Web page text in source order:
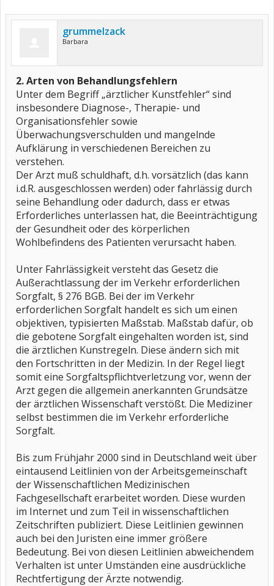
grummelzack
Barbara
2. Arten von Behandlungsfehlern
Unter dem Begriff „ärztlicher Kunstfehler“ sind
insbesondere Diagnose-, Therapie- und
Organisationsfehler sowie
Überwachungsverschulden und mangelnde
Aufklärung in verschiedenen Bereichen zu
verstehen.
Der Arzt muß schuldhaft, d.h. vorsätzlich (das kann
i.d.R. ausgeschlossen werden) oder fahrlässig durch
seine Behandlung oder dadurch, dass er etwas
Erforderliches unterlassen hat, die Beeinträchtigung
der Gesundheit oder des körperlichen
Wohlbefindens des Patienten verursacht haben.
Unter Fahrlässigkeit versteht das Gesetz die
Außerachtlassung der im Verkehr erforderlichen
Sorgfalt, § 276 BGB. Bei der im Verkehr
erforderlichen Sorgfalt handelt es sich um einen
objektiven, typisierten Maßstab. Maßstab dafür, ob
die gebotene Sorgfalt eingehalten worden ist, sind
die ärztlichen Kunstregeln. Diese ändern sich mit
den Fortschritten in der Medizin. In der Regel liegt
somit eine Sorgfaltspflichtverletzung vor, wenn der
Arzt gegen die allgemein anerkannten Grundsätze
der ärztlichen Wissenschaft verstößt. Die Mediziner
selbst bestimmen die im Verkehr erforderliche
Sorgfalt.
Bis zum Frühjahr 2000 sind in Deutschland weit über
eintausend Leitlinien von der Arbeitsgemeinschaft
der Wissenschaftlichen Medizinischen
Fachgesellschaft erarbeitet worden. Diese wurden
im Internet und zum Teil in wissenschaftlichen
Zeitschriften publiziert. Diese Leitlinien gewinnen
auch bei den Juristen eine immer größere
Bedeutung. Bei von diesen Leitlinien abweichendem
Verhalten ist unter Umständen eine ausdrückliche
Rechtfertigung der Ärzte notwendig.